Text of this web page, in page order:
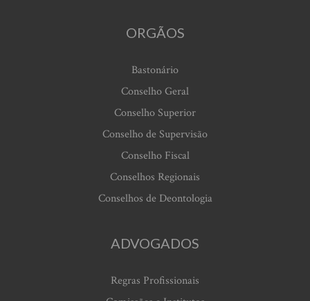
ORGÃOS
Bastonário
Conselho Geral
Conselho Superior
Conselho de Supervisão
Conselho Fiscal
Conselhos Regionais
Conselhos de Deontologia
ADVOGADOS
Regras Profissionais